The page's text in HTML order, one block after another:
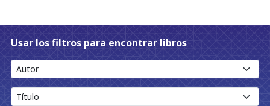
Usar los filtros para encontrar libros